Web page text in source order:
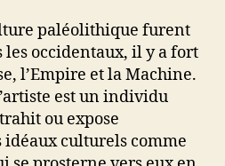
paléolithique furent
occidentaux, il y a fort
l’Empire et la Machine.
est un individu
ou expose
culturels comme